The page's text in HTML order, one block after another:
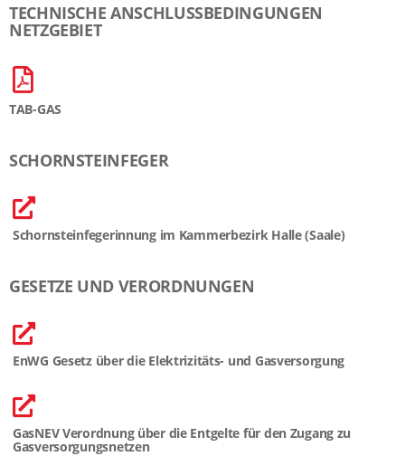
TECHNISCHE ANSCHLUSSBEDINGUNGEN
NETZGEBIET
TAB-GAS
SCHORNSTEINFEGER
Schornsteinfegerinnung im Kammerbezirk Halle (Saale)
GESETZE UND VERORDNUNGEN
EnWG Gesetz über die Elektrizitäts- und Gasversorgung
GasNEV Verordnung über die Entgelte für den Zugang zu
Gasversorgungsnetzen